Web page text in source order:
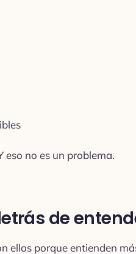
eso no es un problema.
de
ellos porque entienden